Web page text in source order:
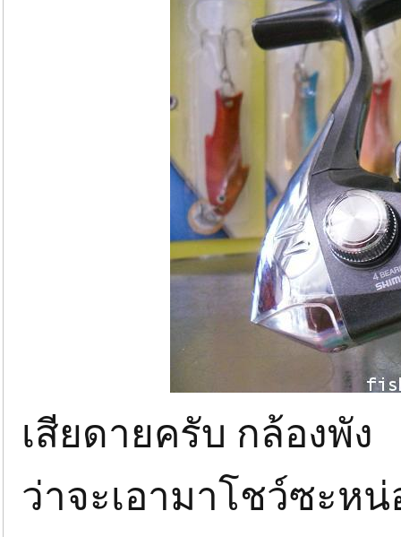
เสียดายครับ กล้องพัง
ว่าจะเอามาโชว์ซะห